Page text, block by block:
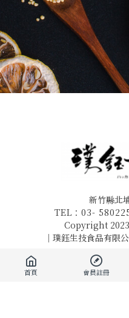
新竹縣北
TEL：03-
Copyright
｜璞鈺生技食品有限
購物需知
首頁 會員註冊